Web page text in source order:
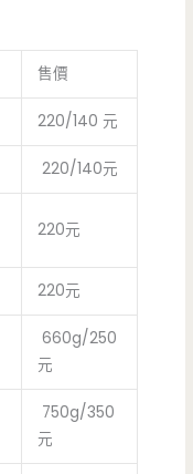
售價
220/140 元
220/140元
220元
220元
660g/250
元
750g/350
元